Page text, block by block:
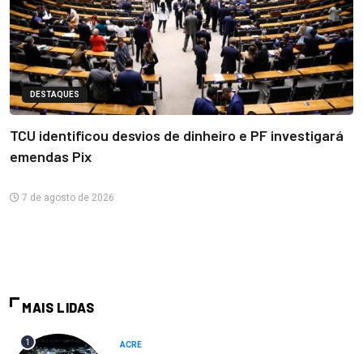
DESTAQUES
TCU identificou desvios de dinheiro e PF investigará
emendas Pix
7 de agosto de 2026
MAIS LIDAS
1 ACRE